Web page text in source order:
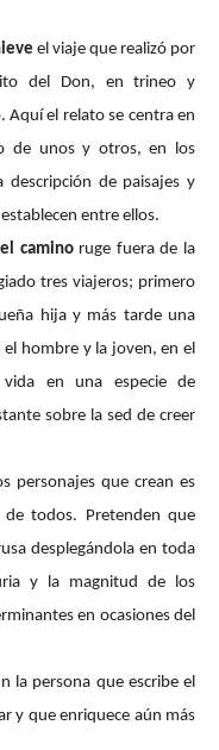
el viaje que realizó por
del Don, en trineo y
el relato se centra en
de unos y otros, en los
descripción de paisajes y
entre ellos.
caminoruge fuera de la
tres viajeros; primero
hija y más tarde una
hombre y la joven, en el
en una especie de
sobre la sed de creer
personajes que crean es
todos. Pretenden que
desplegándola en toda
y la magnitud de los
en ocasiones del
la persona que escribe el
y que enriquece aún más